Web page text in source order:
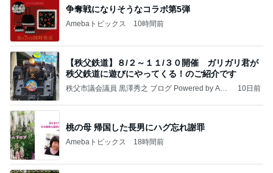
争奪戦になりそうなコラボ第5弾
Amebaトピックス 10時間前
【秩父鉄道】８/２～１１/３０開催 ガリガリ君が
秩父鉄道に遊びにやってくる！のご紹介です
秩父市議会議員 黒澤秀之 ブログ Powered by Ame
10日前
桃の母 帰国した長男にハグ忘れ謝罪
Amebaトピックス 18時間前